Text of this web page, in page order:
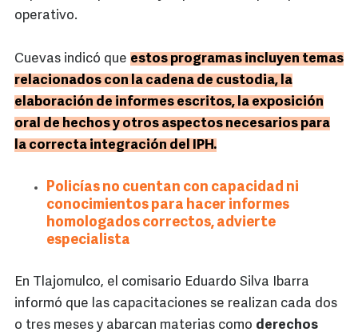
operativo.
Cuevas indicó que estos programas incluyen temas
relacionados con la cadena de custodia, la
elaboración de informes escritos, la exposición
oral de hechos y otros aspectos necesarios para
la correcta integración del IPH.
Policías no cuentan con capacidad ni
conocimientos para hacer informes
homologados correctos, advierte
especialista
En Tlajomulco, el comisario Eduardo Silva Ibarra
informó que las capacitaciones se realizan cada dos
o tres meses y abarcan materias como derechos